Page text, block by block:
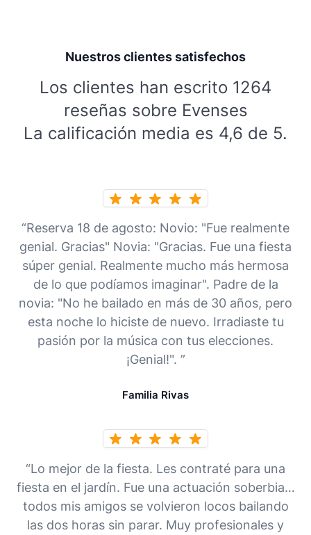
Nuestros clientes satisfechos
Los clientes han escrito 1264
reseñas sobre Evenses
La calificación media es 4,6 de 5.
“Reserva 18 de agosto: Novio: "Fue realmente
genial. Gracias" Novia: "Gracias. Fue una fiesta
súper genial. Realmente mucho más hermosa
de lo que podíamos imaginar". Padre de la
novia: "No he bailado en más de 30 años, pero
esta noche lo hiciste de nuevo. Irradiaste tu
pasión por la música con tus elecciones.
¡Genial!". ”
Familia Rivas
“Lo mejor de la fiesta. Les contraté para una
fiesta en el jardín. Fue una actuación soberbia…
todos mis amigos se volvieron locos bailando
las dos horas sin parar. Muy profesionales y